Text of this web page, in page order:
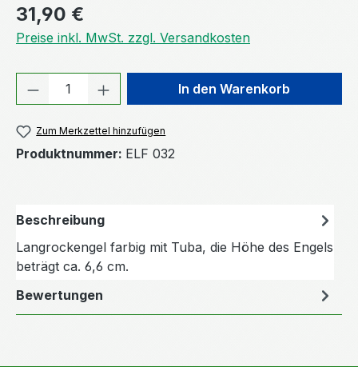
Regulärer Preis:
31,90 €
Preise inkl. MwSt. zzgl. Versandkosten
Produkt Anzahl: Gib denIn den Warenkorb
Zum Merkzettel hinzufügen
Produktnummer: ELF 032
Beschreibung
Langrockengel farbig mit Tuba, die Höhe des Engels
beträgt ca. 6,6 cm.
Bewertungen